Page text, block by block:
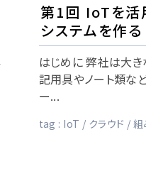
第1回 IoTを活
システムを作る
はじめに 弊社は大き
記用具やノート類な
ー...
tag : IoT クラウド 組